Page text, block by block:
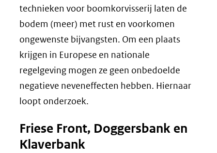
technieken voor boomkorvisserij laten de
bodem (meer) met rust en voorkomen
ongewenste bijvangsten. Om een plaats
krijgen in Europese en nationale
regelgeving mogen ze geen onbedoelde
negatieve neveneffecten hebben. Hiernaar
loopt onderzoek.
Friese Front, Doggersbank en
Klaverbank